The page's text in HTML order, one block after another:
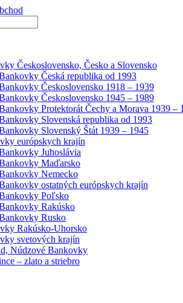
Československo, Česko a Slovensko
Česká republika od 1993
Československo 1918 – 1939
Československo 1945 – 1989
Protektorát Čechy a Morava 1939 –
Slovenská republika od 1993
Slovenský Štát 1939 – 1945
európskych krajín
Juhoslávia
Maďarsko
Nemecko
ostatných európskych krajín
Poľsko
Rakúsko
Rusko
Rakúsko-Uhorsko
svetových krajín
Núdzové Bankovky
– zlato a striebro